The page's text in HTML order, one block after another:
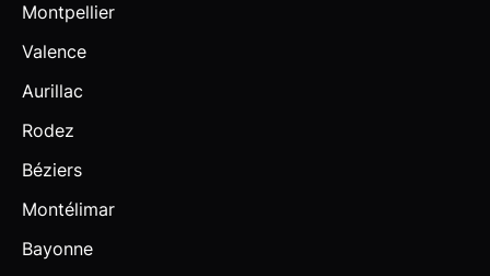
Montpellier
Valence
Aurillac
Rodez
Béziers
Montélimar
Bayonne